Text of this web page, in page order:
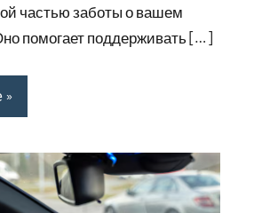
частью заботы о вашем
помогает поддерживать […]